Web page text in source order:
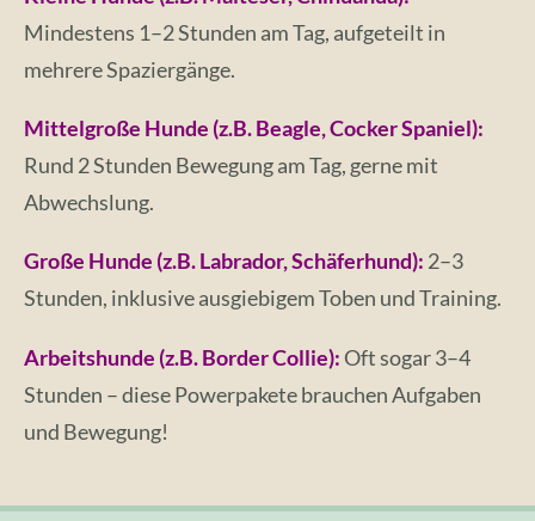
Mindestens 1–2 Stunden am Tag, aufgeteilt in
mehrere Spaziergänge.
Mittelgroße Hunde (z.B. Beagle, Cocker Spaniel):
Rund 2 Stunden Bewegung am Tag, gerne mit
Abwechslung.
Große Hunde (z.B. Labrador, Schäferhund): 2–3
Stunden, inklusive ausgiebigem Toben und Training.
Arbeitshunde (z.B. Border Collie):Oft sogar 3–4
Stunden – diese Powerpakete brauchen Aufgaben
und Bewegung!